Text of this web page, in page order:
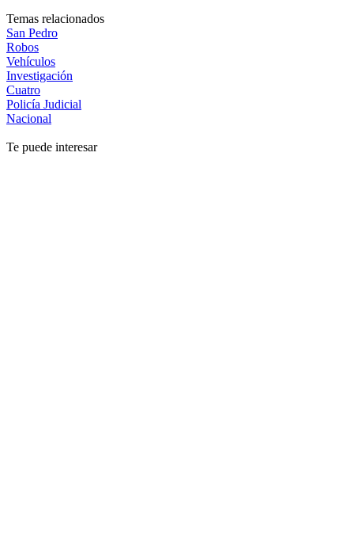
Temas relacionados
San Pedro
Robos
Vehículos
Investigación
Cuatro
Policía Judicial
Nacional
Te puede interesar